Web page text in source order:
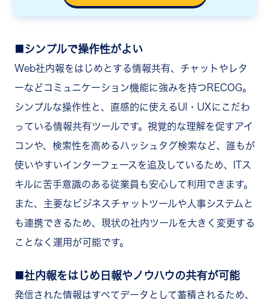
シンプルで操作性がよい
Web社内報をはじめとする情報共有、チャットやレタ
ーなどコミュニケーション機能に強みを持つRECOG。
シンプルな操作性と、直感的に使えるUI・UXにこだわ
っている情報共有ツールです。視覚的な理解を促すアイ
コンや、検索性を高めるハッシュタグ検索など、誰もが
使いやすいインターフェースを追及しているため、ITス
キルに苦手意識のある従業員も安心して利用できます。
また、主要なビジネスチャットツールや人事システムと
も連携できるため、現状の社内ツールを大きく変更する
ことなく運用が可能です。
社内報をはじめ日報やノウハウの共有が可能
発信された情報はすべてデータとして蓄積されるため、